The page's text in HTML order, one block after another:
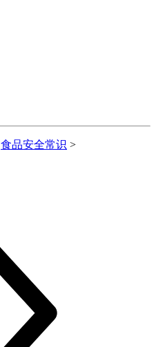
食品安全常识 >